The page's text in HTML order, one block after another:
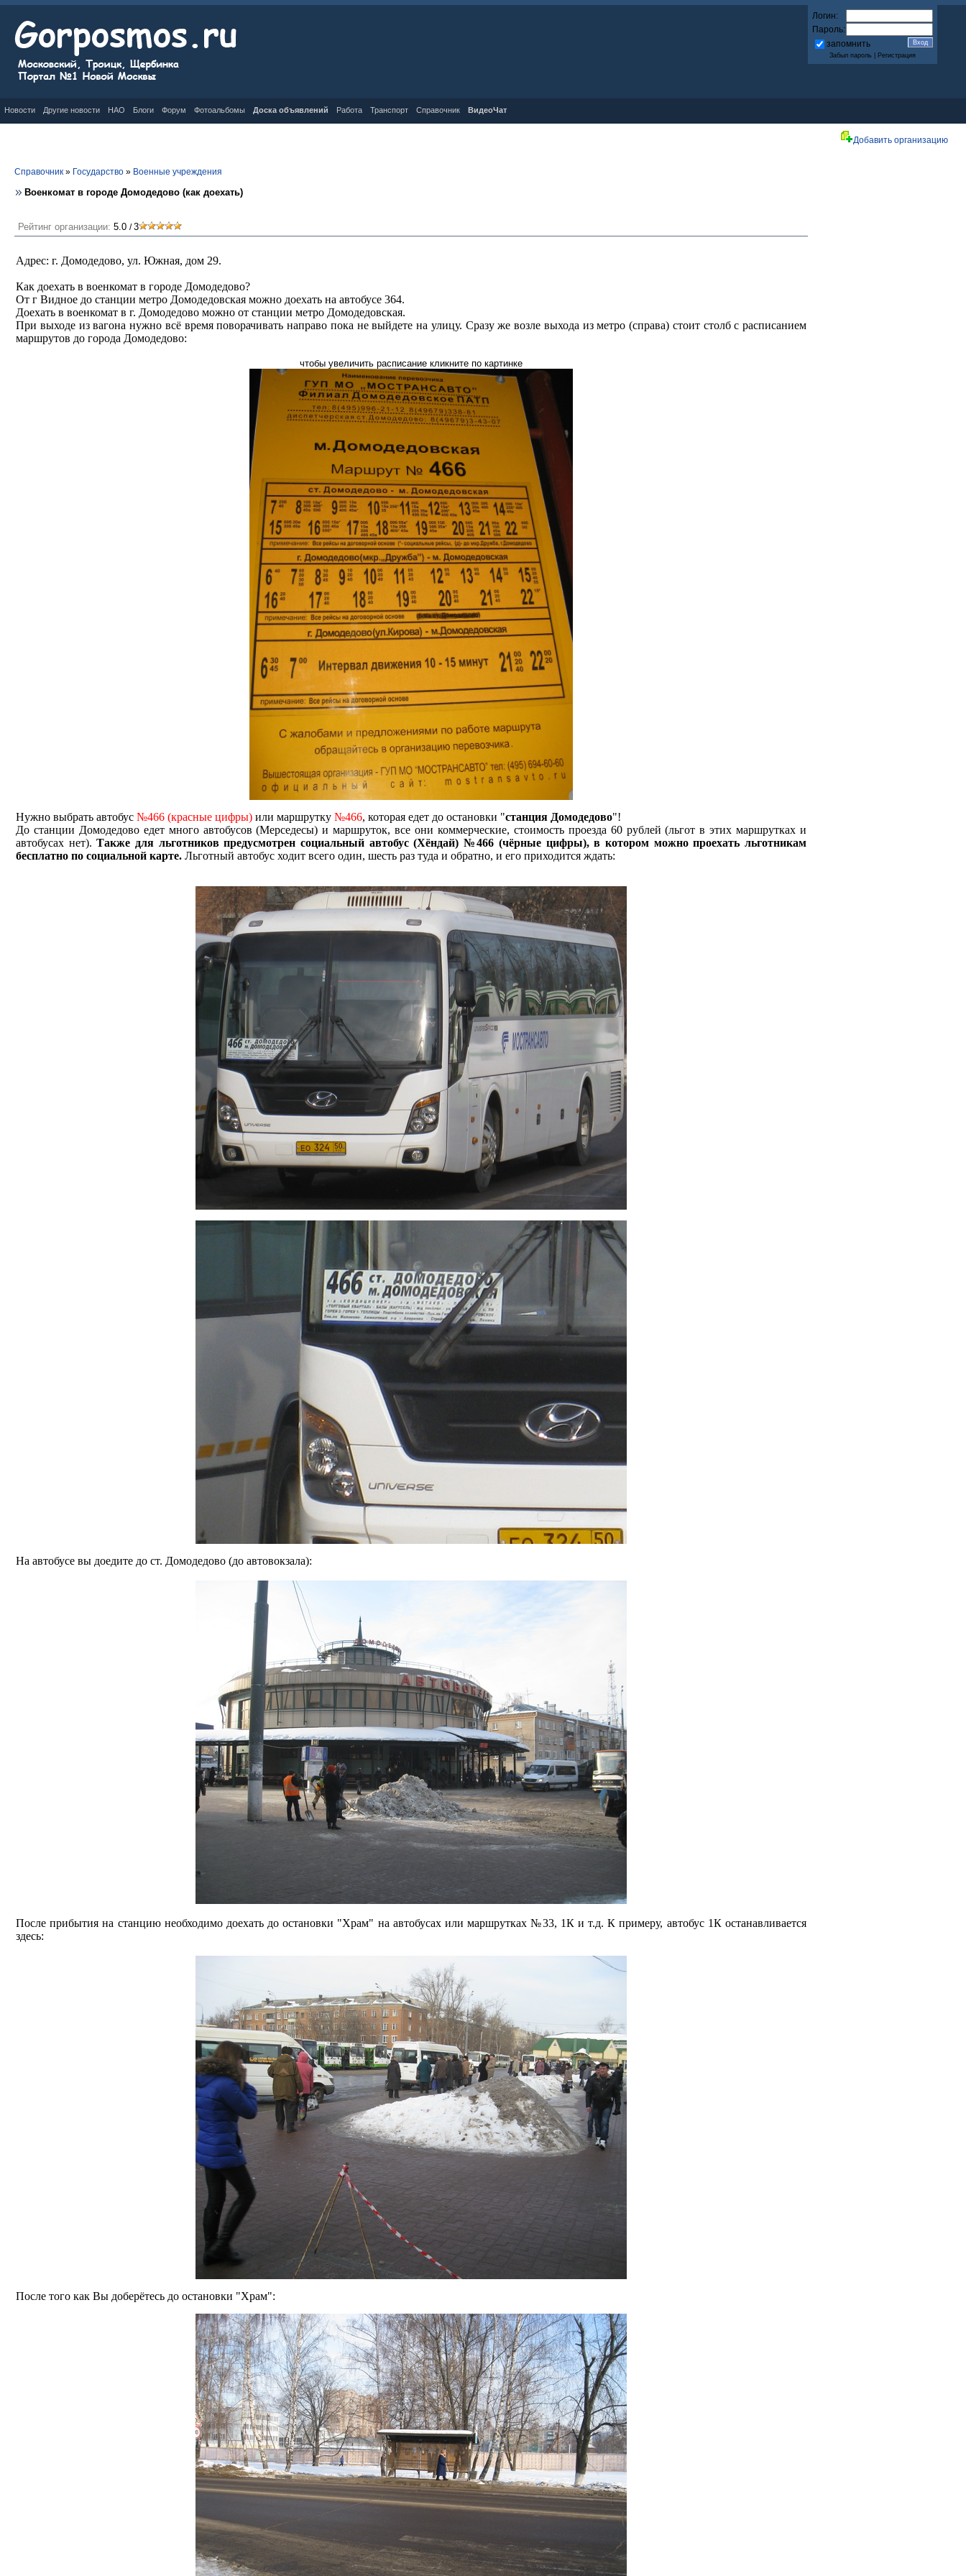
Логин:
Пароль:
запомнить
Забыл пароль Регистрация
Новости Другие новости НАО Блоги Форум Фотоальбомы Доска объявлений Работа Транспорт Справочник ВидеоЧат
Справочник » Государство » Военные учреждения
Военкомат в городе Домодедово (как доехать)
Рейтинг организации: 5.0 /3
Адрес: г. Домодедово, ул. Южная, дом 29.
Как доехать в военкомат в городе Домодедово?
От г Видное до станции метро Домодедовская можно доехать на автобусе 364.
Доехать в военкомат в г. Домодедово можно от станции метро Домодедовская.
При выходе из вагона нужно всё время поворачивать направо пока не выйдете на улицу. Сразу же возле выхода из метро (справа) стоит столб с расписанием
маршрутов до города Домодедово:
чтобы увеличить расписание кликните по картинке
Нужно выбрать автобус №466 (красные цифры) или маршрутку №466, которая едет до остановки "станция Домодедово"!
До станции Домодедово едет много автобусов (Мерседесы) и маршруток, все они коммерческие, стоимость проезда 60 рублей (льгот в этих маршрутках и
автобусах нет).Также для льготников предусмотрен социальный автобус (Хёндай) №466 (чёрные цифры), в котором можно проехать льготникам
бесплатно по социальной карте. Льготный автобус ходит всего один, шесть раз туда и обратно, и его приходится ждать:
На автобусе вы доедите до ст. Домодедово (до автовокзала):
После прибытия на станциюнеобходимо доехать до остановки "Храм" на автобусах или маршрутках №33, 1К и т.д. К примеру, автобус 1К останавливается
здесь:
После того как Вы доберётесь до остановки "Храм":
Добавить организацию